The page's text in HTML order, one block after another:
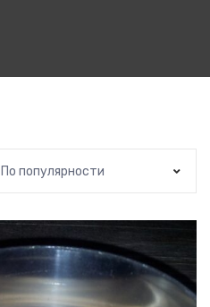
По популярности